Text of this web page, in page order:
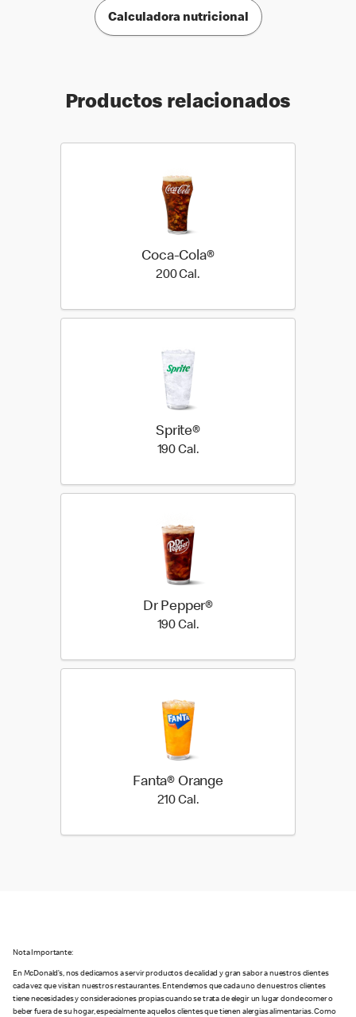
Calculadora nutricional
Productos relacionados
Coca-Cola®
200 Cal.200 Cal.
Sprite®
190 Cal.190 Cal.
Dr Pepper®
190 Cal.190 Cal.
Fanta® Orange
210 Cal.210 Cal.
Nota Importante:
En McDonald’s, nos dedicamos a servir productos de calidad y gran sabor a nuestros clientes
cada vez que visitan nuestros restaurantes. Entendemos que cada uno de nuestros clientes
tiene necesidades y consideraciones propias cuando se trata de elegir un lugar donde comer o
beber fuera de su hogar, especialmente aquellos clientes que tienen alergias alimentarias. Como